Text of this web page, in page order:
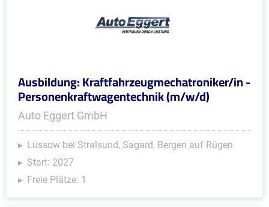
Ausbildung: Kraftfahrzeugmechatroniker/in -
Personenkraftwagentechnik (m/w/d)
Auto Eggert GmbH
Lüssow bei Stralsund, Sagard, Bergen auf Rügen
Start: 2027
Freie Plätze: 1